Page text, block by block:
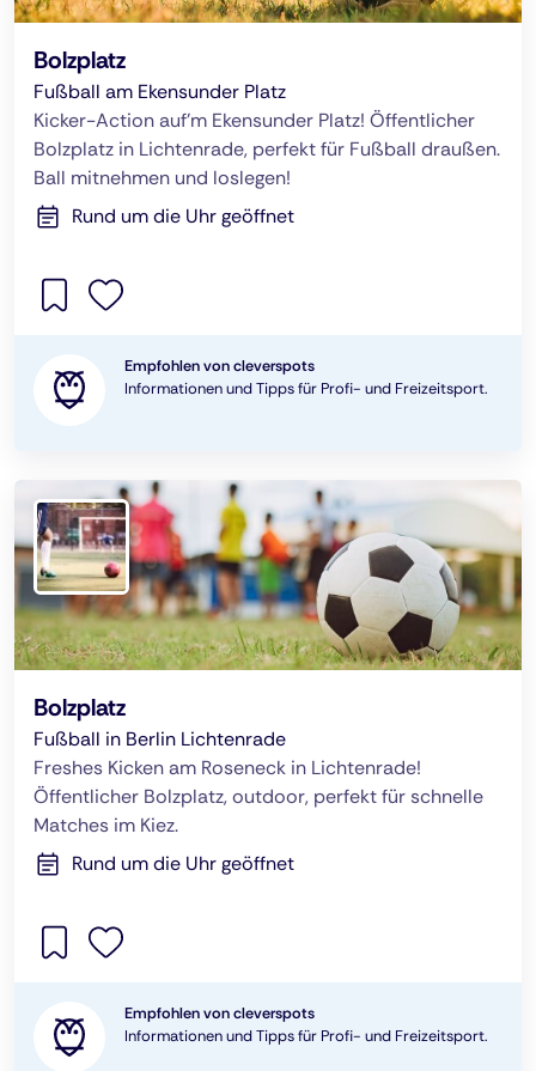
Bolzplatz
Fußball am Ekensunder Platz
Kicker-Action auf’m Ekensunder Platz! Öffentlicher
Bolzplatz in Lichtenrade, perfekt für Fußball draußen.
Ball mitnehmen und loslegen!
Rund um die Uhr geöffnet
Empfohlen von cleverspots
Informationen und Tipps für Profi- und Freizeitsport.
Bolzplatz
Fußball in Berlin Lichtenrade
Freshes Kicken am Roseneck in Lichtenrade!
Öffentlicher Bolzplatz, outdoor, perfekt für schnelle
Matches im Kiez.
Rund um die Uhr geöffnet
Empfohlen von cleverspots
Informationen und Tipps für Profi- und Freizeitsport.